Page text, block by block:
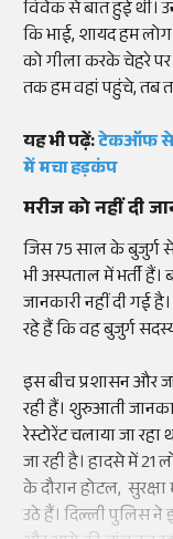
विवेक से बात हुई थी।
कि भाई, शायद हम
को गीला करके चेहरे
तक हम वहां पहुंचे, तब
यह भी पढ़ें:टेकऑफ से
में मचा हड़कंप
मरीज को नहीं दी
जिस 75 साल के बुजुर्ग
भी अस्पताल में भर्ती
जानकारी नहीं दी गई
रहे हैं कि वह बुजुर्ग
इस बीच प्रशासन और
रही हैं। शुरुआती
रेस्टोरेंट चलाया जा
जा रही है। हादसे में
के दौरान होटल,
उठे हैं। दिल्ली पुलिस ने